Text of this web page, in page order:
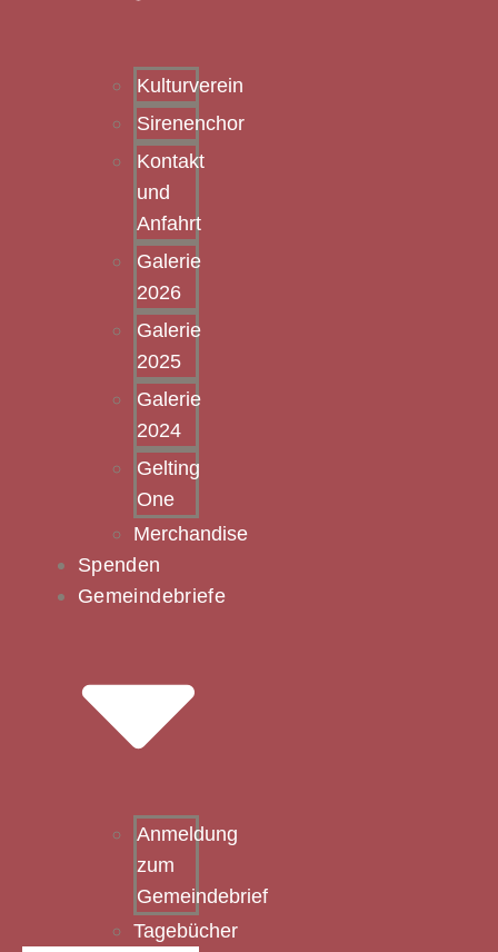
Kulturverein
Sirenenchor
Kontakt
und
Anfahrt
Galerie
2026
Galerie
2025
Galerie
2024
Gelting
One
Merchandise
Spenden
Gemeindebriefe
Anmeldung
zum
Gemeindebrief
Tagebücher